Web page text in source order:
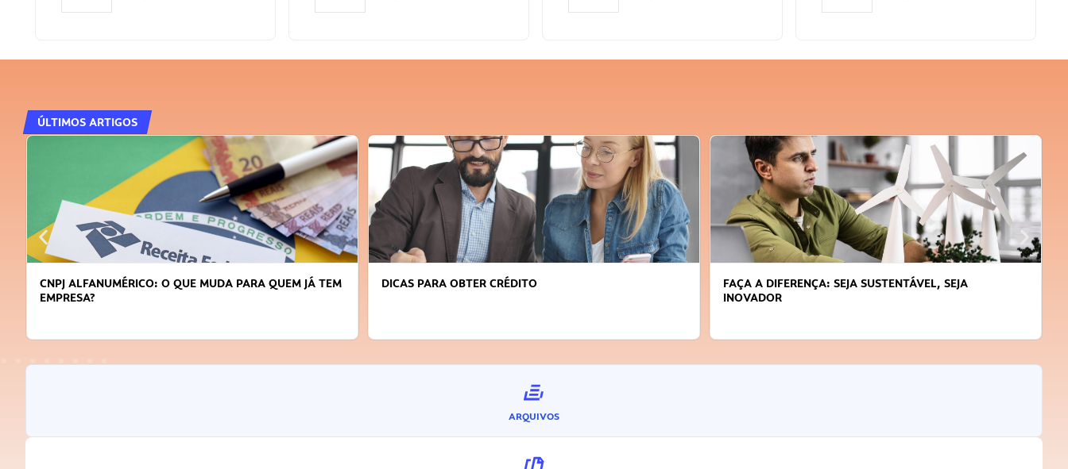
ÚLTIMOS ARTIGOS
CNPJ ALFANUMÉRICO: O QUE MUDA PARA QUEM JÁ TEM
EMPRESA?
DICAS PARA OBTER CRÉDITO
FAÇA A DIFERENÇA: SEJA SUSTENTÁVEL, SEJA
INOVADOR
ARQUIVOS